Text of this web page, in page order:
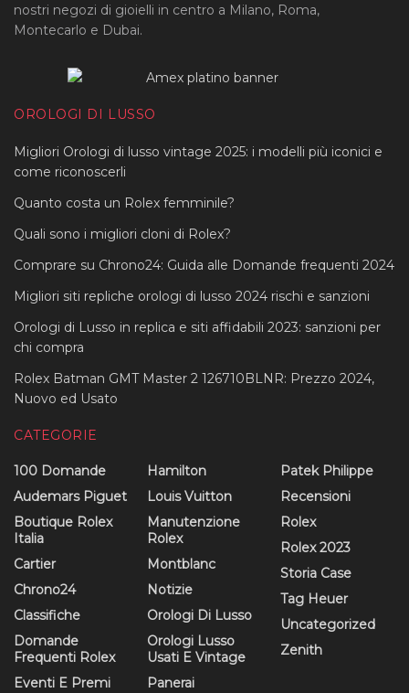
nostri negozi di gioielli in centro a Milano, Roma,
Montecarlo e Dubai.
OROLOGI DI LUSSO
Migliori Orologi di lusso vintage 2025: i modelli più iconici e
come riconoscerli
Quanto costa un Rolex femminile?
Quali sono i migliori cloni di Rolex?
Comprare su Chrono24: Guida alle Domande frequenti 2024
Migliori siti repliche orologi di lusso 2024 rischi e sanzioni
Orologi di Lusso in replica e siti affidabili 2023: sanzioni per
chi compra
Rolex Batman GMT Master 2 126710BLNR: Prezzo 2024,
Nuovo ed Usato
CATEGORIE
100 Domande
Audemars Piguet
Boutique Rolex
Italia
Cartier
Chrono24
Classifiche
Domande
Frequenti Rolex
Eventi E Premi
Hamilton
Louis Vuitton
Manutenzione
Rolex
Montblanc
Notizie
Orologi Di Lusso
Orologi Lusso
Usati E Vintage
Panerai
Patek Philippe
Recensioni
Rolex
Rolex 2023
Storia Case
Tag Heuer
Uncategorized
Zenith